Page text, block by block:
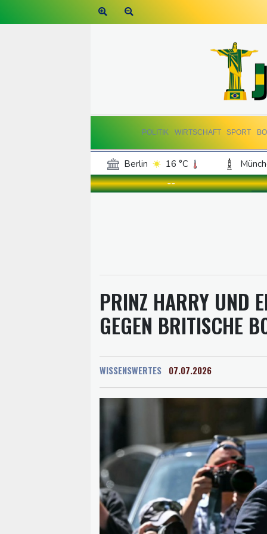
POLITIK WIRTSCHAFT SPORT
Berlin 16 °C
Frankfurt am Main
15 °C
--
PRINZ HARRY UND
GEGEN BRITISCHE
WISSENSWERTES 07.07.2026